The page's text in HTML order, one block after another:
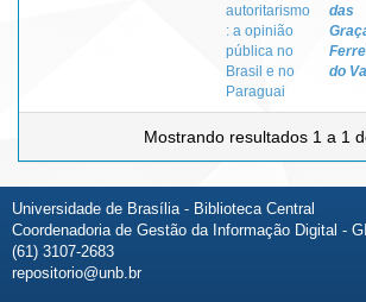
autoritarismo
: a opinião
pública no
Brasil e no
Paraguai
das
do
Mostrando resultados 1 a 1
Universidade de Brasília - Biblioteca Central
Coordenadoria de Gestão da Informação Digital -
(61) 3107-2683
repositorio@unb.br